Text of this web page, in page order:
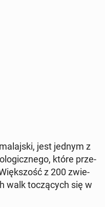
jest jednym z
które prze­
z 200 zwie­
walk to­czą­cych się w